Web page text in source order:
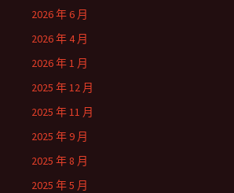
2026 年 6 月
2026 年 4 月
2026 年 1 月
2025 年 12 月
2025 年 11 月
2025 年 9 月
2025 年 8 月
2025 年 5 月